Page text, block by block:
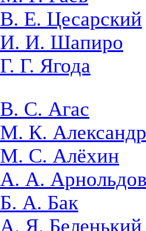
В. Е. Цесарский
И. И. Шапиро
Г. Г. Ягода
В. С. Агас
М. К.
М. С. Алёхин
А. А.
Б. А. Бак
А. Я. Беленький